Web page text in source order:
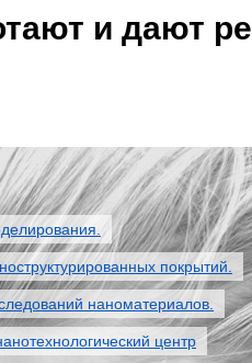
и дают
покрытий.
наноматериалов.
центр